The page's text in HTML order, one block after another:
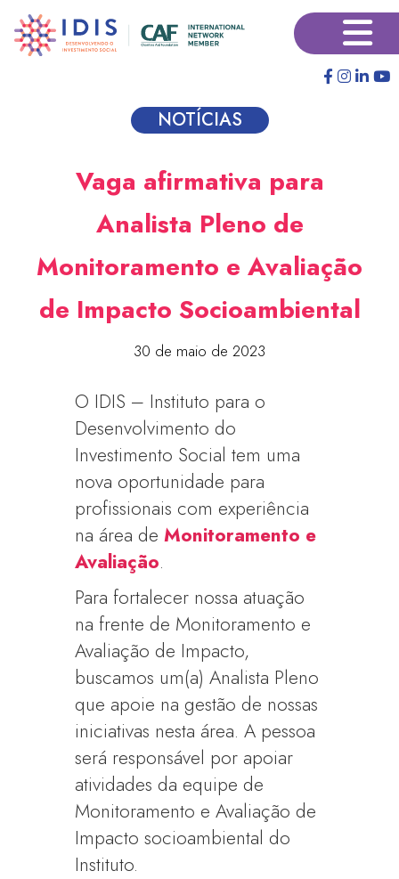
para
×
NOTÍCIAS
Vaga afirmativa para
Analista Pleno de
Monitoramento e Avaliação
de Impacto Socioambiental
30 de maio de 2023
O IDIS – Instituto para o
Desenvolvimento do
Investimento Social tem uma
nova oportunidade para
profissionais com experiência
na área deMonitoramento e
Avaliação.
Para fortalecer nossa atuação
na frente de Monitoramento e
Avaliação de Impacto,
buscamos um(a) Analista Pleno
que apoie na gestão de nossas
iniciativas nesta área. A pessoa
será responsável por apoiar
atividades da equipe de
Monitoramento e Avaliação de
Impacto socioambiental do
Instituto.